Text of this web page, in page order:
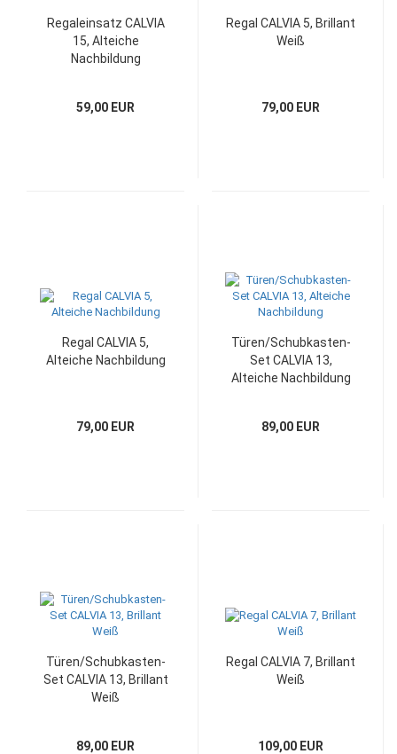
Regaleinsatz CALVIA
15, Alteiche
Nachbildung
59,00 EUR
Regal CALVIA 5, Brillant
Weiß
79,00 EUR
Regal CALVIA 5,
Alteiche Nachbildung
79,00 EUR
Türen/Schubkasten-
Set CALVIA 13,
Alteiche Nachbildung
89,00 EUR
Türen/Schubkasten-
Set CALVIA 13, Brillant
Weiß
89,00 EUR
Regal CALVIA 7, Brillant
Weiß
109,00 EUR